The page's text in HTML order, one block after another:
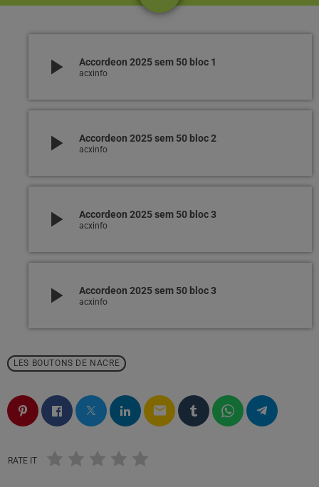
play_arrow Accordeon 2025 sem 50 bloc 1
acxinfo
play_arrow Accordeon 2025 sem 50 bloc 2
acxinfo
play_arrow Accordeon 2025 sem 50 bloc 3
acxinfo
play_arrow Accordeon 2025 sem 50 bloc 3
acxinfo
LES BOUTONS DE NACRE
email
RATE IT